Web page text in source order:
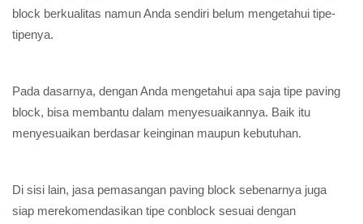
block berkualitas namun Anda sendiri belum mengetahui tipe-
tipenya.
Pada dasarnya, dengan Anda mengetahui apa saja tipe paving
block, bisa membantu dalam menyesuaikannya. Baik itu
menyesuaikan berdasar keinginan maupun kebutuhan.
Di sisi lain, jasa pemasangan paving block sebenarnya juga
siap merekomendasikan tipe conblock sesuai dengan